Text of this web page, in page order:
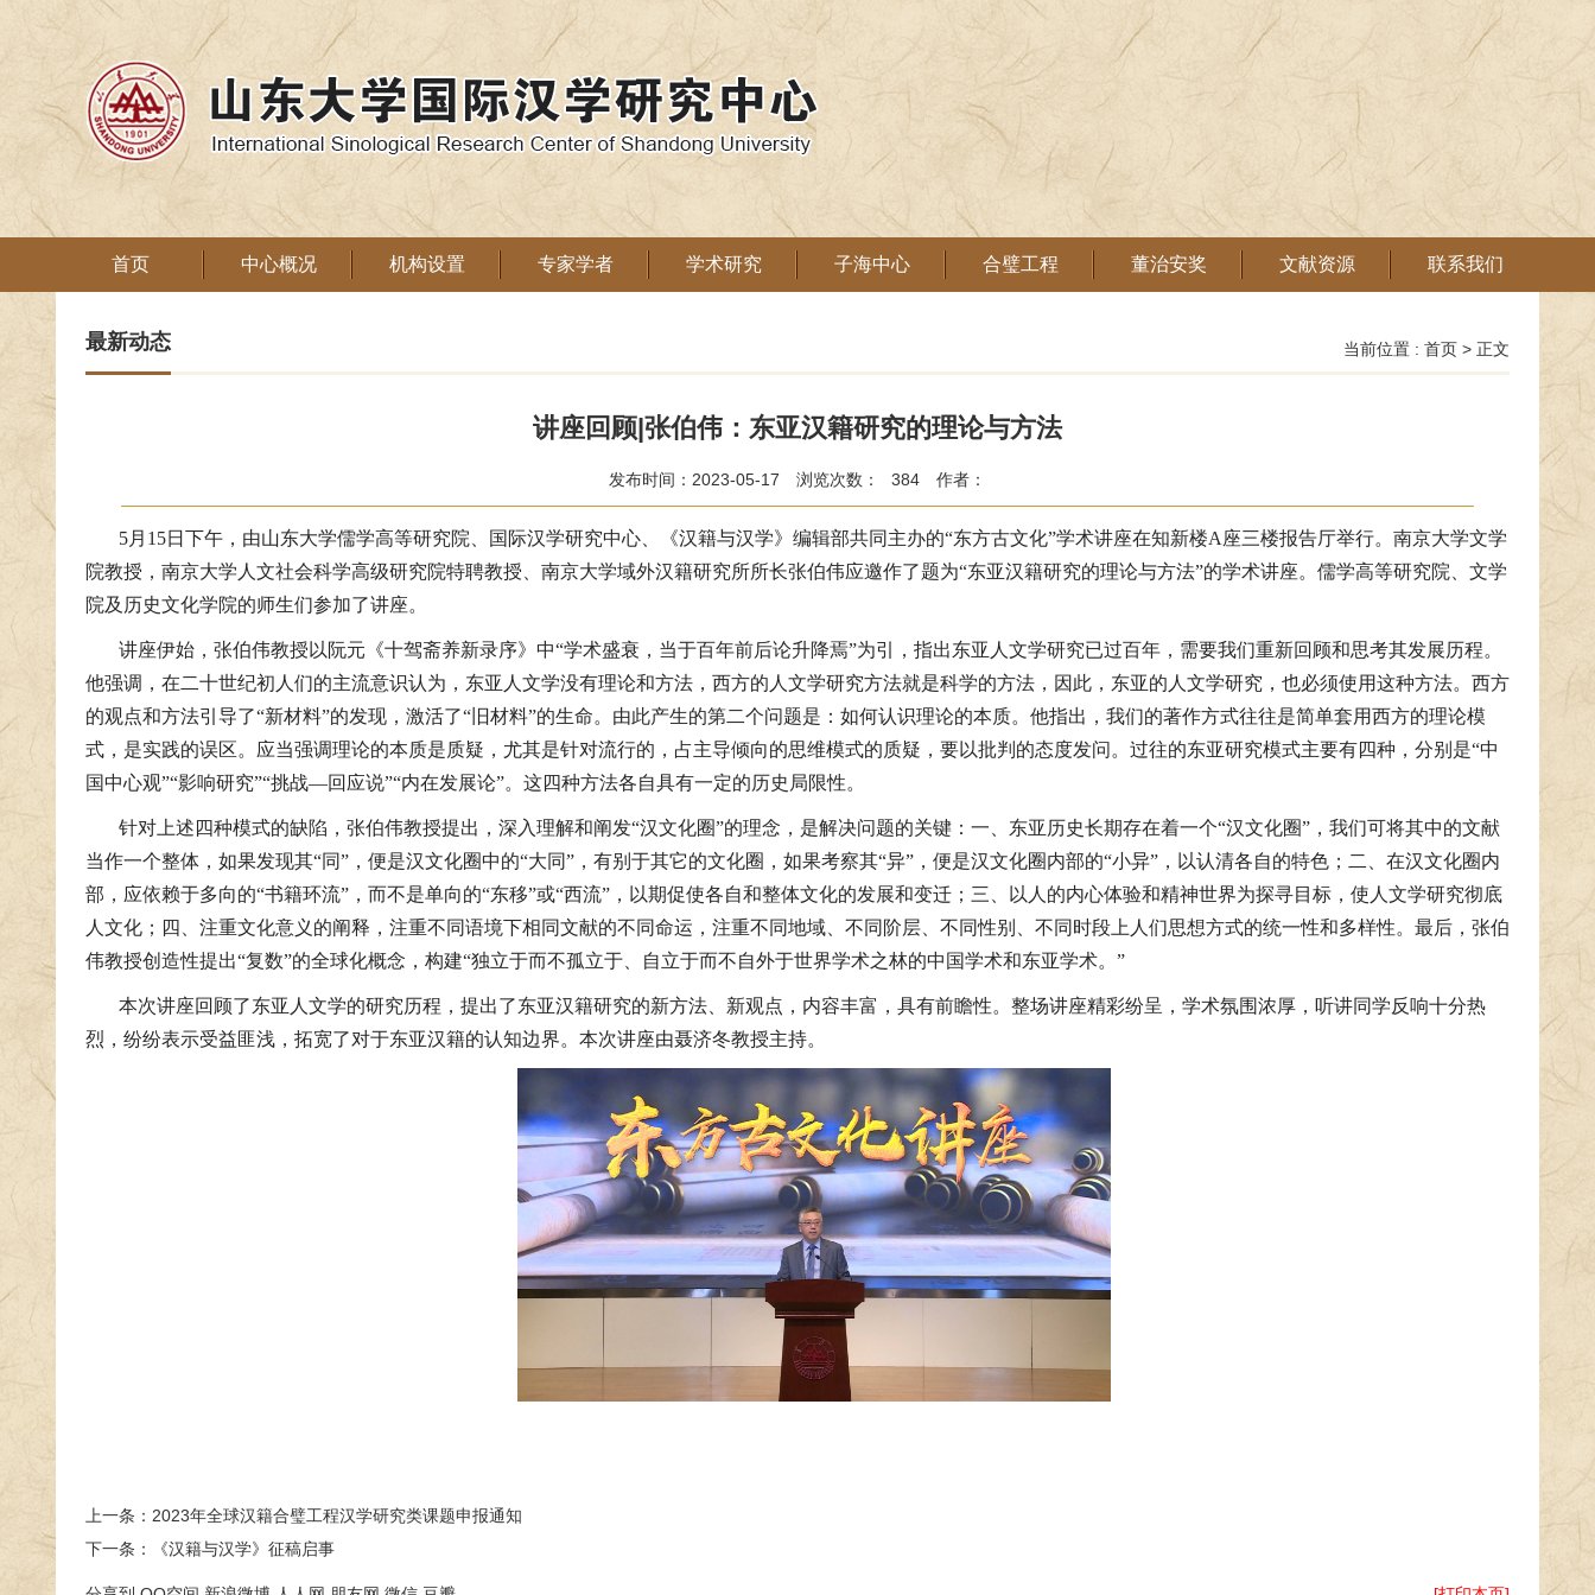
首页 中心概况 机构设置 专家学者 学术研究 子海中心 合璧工程 董治安奖 文献资源 联系我们
最新动态 当前位置 : 首页 > 正文
讲座回顾|张伯伟：东亚汉籍研究的理论与方法
发布时间：2023-05-17 浏览次数： 384 作者：
5月15日下午，由山东大学儒学高等研究院、国际汉学研究中心、《汉籍与汉学》编辑部共同主办的“东方古文化”学术讲座在知新楼A座三楼报告厅举行。南京大学文学
院教授，南京大学人文社会科学高级研究院特聘教授、南京大学域外汉籍研究所所长张伯伟应邀作了题为“东亚汉籍研究的理论与方法”的学术讲座。儒学高等研究院、文学
院及历史文化学院的师生们参加了讲座。
讲座伊始，张伯伟教授以阮元《十驾斋养新录序》中“学术盛衰，当于百年前后论升降焉”为引，指出东亚人文学研究已过百年，需要我们重新回顾和思考其发展历程。
他强调，在二十世纪初人们的主流意识认为，东亚人文学没有理论和方法，西方的人文学研究方法就是科学的方法，因此，东亚的人文学研究，也必须使用这种方法。西方
的观点和方法引导了“新材料”的发现，激活了“旧材料”的生命。由此产生的第二个问题是：如何认识理论的本质。他指出，我们的著作方式往往是简单套用西方的理论模
式，是实践的误区。应当强调理论的本质是质疑，尤其是针对流行的，占主导倾向的思维模式的质疑，要以批判的态度发问。过往的东亚研究模式主要有四种，分别是“中
国中心观”“影响研究”“挑战—回应说”“内在发展论”。这四种方法各自具有一定的历史局限性。
针对上述四种模式的缺陷，张伯伟教授提出，深入理解和阐发“汉文化圈”的理念，是解决问题的关键：一、东亚历史长期存在着一个“汉文化圈”，我们可将其中的文献
当作一个整体，如果发现其“同”，便是汉文化圈中的“大同”，有别于其它的文化圈，如果考察其“异”，便是汉文化圈内部的“小异”，以认清各自的特色；二、在汉文化圈内
部，应依赖于多向的“书籍环流”，而不是单向的“东移”或“西流”，以期促使各自和整体文化的发展和变迁；三、以人的内心体验和精神世界为探寻目标，使人文学研究彻底
人文化；四、注重文化意义的阐释，注重不同语境下相同文献的不同命运，注重不同地域、不同阶层、不同性别、不同时段上人们思想方式的统一性和多样性。最后，张伯
伟教授创造性提出“复数”的全球化概念，构建“独立于而不孤立于、自立于而不自外于世界学术之林的中国学术和东亚学术。”
本次讲座回顾了东亚人文学的研究历程，提出了东亚汉籍研究的新方法、新观点，内容丰富，具有前瞻性。整场讲座精彩纷呈，学术氛围浓厚，听讲同学反响十分热
烈，纷纷表示受益匪浅，拓宽了对于东亚汉籍的认知边界。本次讲座由聂济冬教授主持。
上一条： 2023年全球汉籍合璧工程汉学研究类课题申报通知
下一条：
《汉籍与汉学》征稿启事